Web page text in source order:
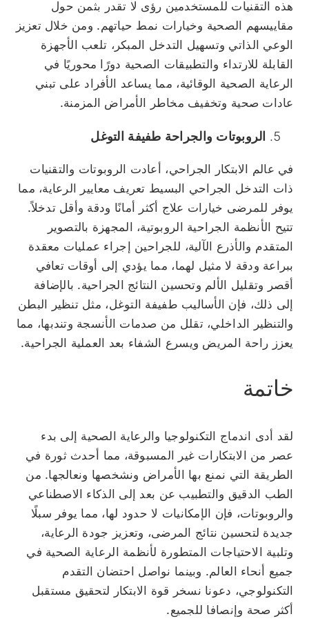
هذه التقنيات للمستخدمين رؤى لا تقدر بثمن حول
مقاييسهم الصحية وخيارات نمط حياتهم. ومن خلال تعزيز
الوعي الذاتي وتسهيل التدخل المبكر، تلعب الأجهزة
القابلة للارتداء والتطبيقات الصحية دورًا محوريًا في
الرعاية الصحية الوقائية، مما يساعد الأفراد على تبني
عادات صحية وتخفيف مخاطر الأمراض المزمنة.
الروبوتات والجراحة طفيفة التوغل
في عالم الابتكار الجراحي، أعادت الروبوتات والتقنيات
ذات التدخل الجراحي البسيط تعريف معايير الرعاية، مما
يوفر للمرضى خيارات علاج أكثر أمانًا ودقة وأقل تدخلاً.
تتيح الأنظمة الجراحية الروبوتية، المجهزة بالتصوير
المتقدم والأذرع الآلية، للجراحين إجراء عمليات معقدة
ببراعة ودقة لا مثيل لهما، مما يؤدي إلى أوقات تعافي
أقصر وتقليل الألم وتحسين النتائج الجراحية. بالإضافة
إلى ذلك، فإن الأساليب طفيفة التوغل، مثل تنظير البطن
والتنظير الداخلي، تقلل من صدمات الأنسجة وتندبها، مما
يعزز راحة المريض ويسرع الشفاء بعد العملية الجراحية.
خاتمة
لقد أدى اندماج التكنولوجيا والرعاية الصحية إلى بدء
عصر من الابتكارات غير المسبوقة، مما أحدث ثورة في
الطريقة التي نمنع بها الأمراض ونشخصها ونعالجها. من
الطب الدقيق والتطبيب عن بعد إلى الذكاء الاصطناعي
والروبوتات، فإن الإمكانيات لا حدود لها، مما يوفر سبلًا
جديدة لتحسين نتائج المرضى، وتعزيز جودة الرعاية،
وتلبية الاحتياجات المتطورة لأنظمة الرعاية الصحية في
جميع أنحاء العالم. وبينما نواصل احتضان التقدم
التكنولوجي، دعونا نسخر قوة الابتكار لتحقيق مستقبل
أكثر صحة وإنصافا للجميع.